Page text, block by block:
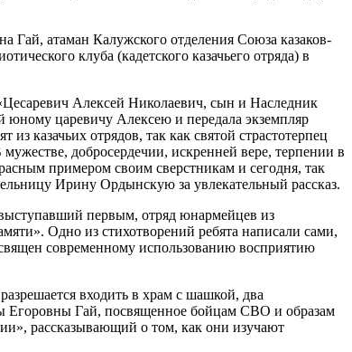
Гай, атаман Калужского отделения Союза казаков-
клуба (кадетского казачьего отряда) в
Алексей Николаевич, сын и Наследник
юному царевичу Алексею и передала экземпляр
казачьих отрядов, так как святой страстотерпец
добросердечии, искренней вере, терпении в
примером своим сверстникам и сегодня, так
Ирину Ордынскую за увлекательный рассказ.
выступавший первым, отряд юнармейцев из
Одно из стихотворений ребята написали сами,
современному использованию восприятию
входить в храм с шашкой, два
Егоровны Гай, посвященное бойцам СВО и образам
рассказывающий о том, как они изучают